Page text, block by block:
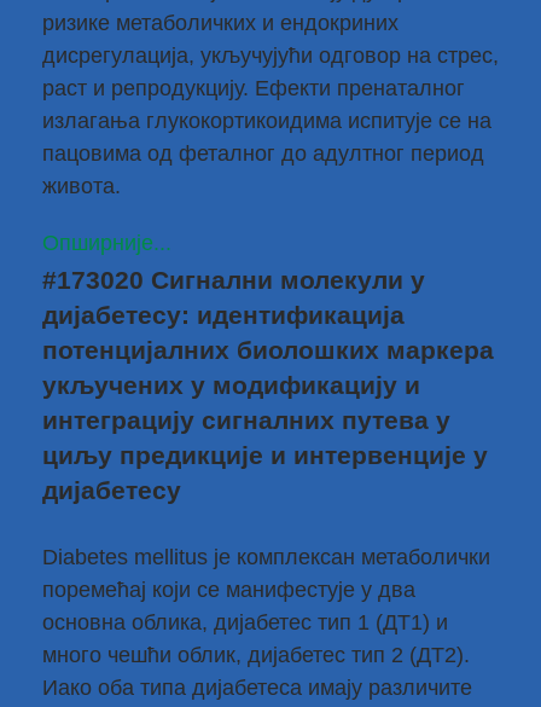
ризике метаболичких и ендокриних
дисрегулација, укључујући одговор на стрес,
раст и репродукцију. Ефекти пренаталног
излагања глукокортикоидима испитује се на
пацовима од феталног до адултног период
живота.
Опширније...
#173020 Сигнални молекули у
дијабетесу: идентификација
потенцијалних биолошких маркера
укључених у модификацију и
интеграцију сигналних путева у
циљу предикције и интервенције у
дијабетесу
Diabetes mellitus је комплексан метаболички
поремећај који се манифестује у два
основна облика, дијабетес тип 1 (ДТ1) и
много чешћи облик, дијабетес тип 2 (ДТ2).
Иако оба типа дијабетеса имају различите